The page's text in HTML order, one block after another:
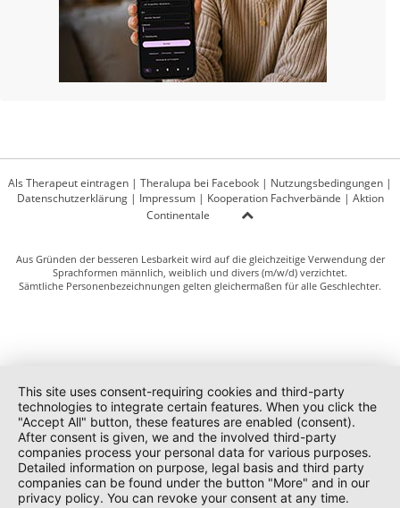
Als Therapeut eintragen | Theralupa bei Facebook | Nutzungsbedingungen |
Datenschutzerklärung| Impressum| Kooperation Fachverbände | Aktion
Continentale
Aus Gründen der besseren Lesbarkeit wird auf die gleichzeitige Verwendung der
Sprachformen männlich, weiblich und divers (m/w/d) verzichtet.
Sämtliche Personenbezeichnungen gelten gleichermaßen für alle Geschlechter.
This site uses consent-requiring cookies and third-party
technologies to integrate certain features. When you click the
"Accept All" button, these features are enabled (consent).
After consent is given, we and the involved third-party
companies process your personal data for various purposes.
Detailed information on purpose, legal basis and third party
companies can be found under the button "More" and in our
privacy policy. You can revoke your consent at any time.